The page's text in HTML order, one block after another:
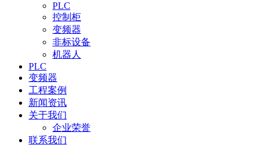
PLC
控制柜
变频器
非标设备
机器人
PLC
变频器
工程案例
新闻资讯
关于我们
企业荣誉
联系我们